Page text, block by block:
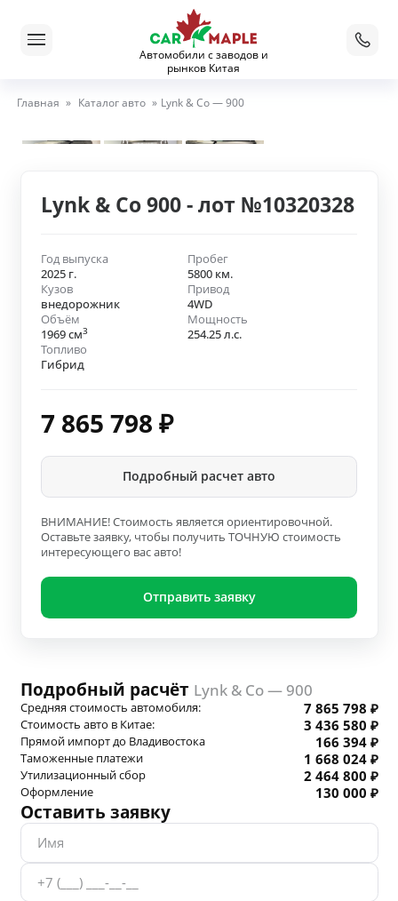
Автомобили с заводов и
рынков Китая
Главная » Каталог авто » Lynk & Co — 900
Lynk & Co 900 - лот №10320328
Год выпуска
2025 г.
Пробег
5800 км.
Кузов
внедорожник
Привод
4WD
Объём
1969 см3
Мощность
254.25 л.с.
Топливо
Гибрид
7 865 798 ₽
Подробный расчет авто
ВНИМАНИЕ! Стоимость является ориентировочной.
Оставьте заявку, чтобы получить ТОЧНУЮ стоимость
интересующего вас авто!
Отправить заявку
Подробный расчёт Lynk & Co — 900
Средняя стоимость автомобиля: 7 865 798 ₽
Стоимость авто в Китае: 3 436 580 ₽
Прямой импорт до Владивостока 166 394 ₽
Таможенные платежи 1 668 024 ₽
Утилизационный сбор 2 464 800 ₽
Оформление 130 000 ₽
Оставить заявку